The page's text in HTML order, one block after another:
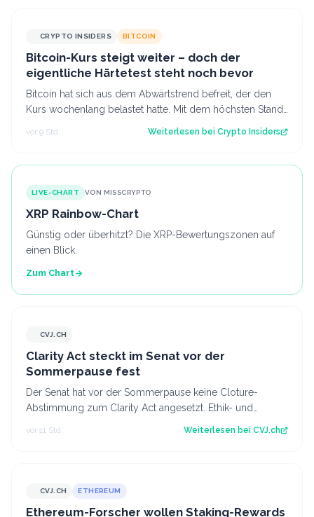
CRYPTO INSIDERS BITCOIN
Bitcoin-Kurs steigt weiter – doch der
eigentliche Härtetest steht noch bevor
Bitcoin hat sich aus dem Abwärtstrend befreit, der den
Kurs wochenlang belastet hatte. Mit dem höchsten Stand
vor 9 Std. Weiterlesen bei Crypto Insiders
LIVE-CHART VON MISSCRYPTO
XRP Rainbow-Chart
Günstig oder überhitzt? Die XRP-Bewertungszonen auf
einen Blick.
Zum Chart
CVJ.CHCVJ.CH
Clarity Act steckt im Senat vor der
Sommerpause fest
Der Senat hat vor der Sommerpause keine Cloture-
Abstimmung zum Clarity Act angesetzt. Ethik- und
vor 11 Std. Weiterlesen bei CVJ.ch
CVJ.CHCVJ.CH ETHEREUM
Ethereum-Forscher wollen Staking-Rewards